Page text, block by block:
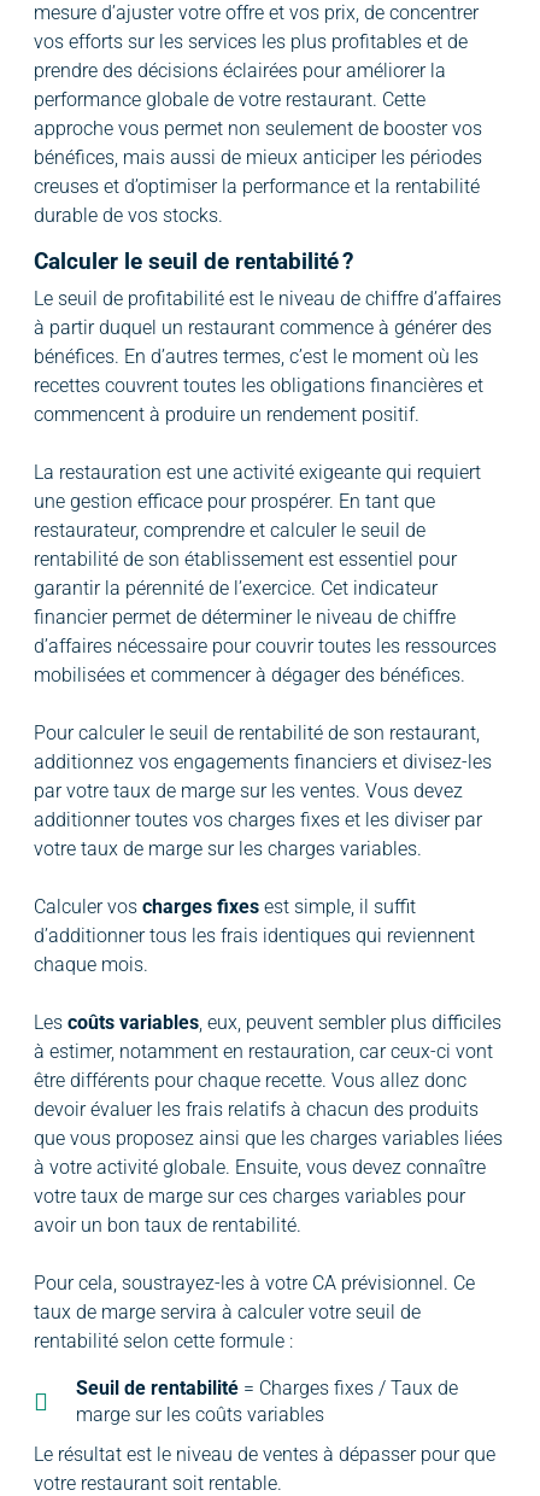
mesure d’ajuster votre offre et vos prix, de concentrer
vos efforts sur les services les plus profitables et de
prendre des décisions éclairées pour améliorer la
performance globale de votre restaurant. Cette
approche vous permet non seulement de booster vos
bénéfices, mais aussi de mieux anticiper les périodes
creuses et d’optimiser la performance et la rentabilité
durable de vos stocks.
Calculer le seuil de rentabilité ?
Le seuil de profitabilité est le niveau de chiffre d’affaires
à partir duquel un restaurant commence à générer des
bénéfices. En d’autres termes, c’est le moment où les
recettes couvrent toutes les obligations financières et
commencent à produire un rendement positif.
La restauration est une activité exigeante qui requiert
une gestion efficace pour prospérer. En tant que
restaurateur, comprendre et calculer le seuil de
rentabilité de son établissement est essentiel pour
garantir la pérennité de l’exercice. Cet indicateur
financier permet de déterminer le niveau de chiffre
d’affaires nécessaire pour couvrir toutes les ressources
mobilisées et commencer à dégager des bénéfices.
Pour calculer le seuil de rentabilité de son restaurant,
additionnez vos engagements financiers et divisez-les
par votre taux de marge sur les ventes. Vous devez
additionner toutes vos charges fixes et les diviser par
votre taux de marge sur les charges variables.
Calculer vos charges fixes est simple, il suffit
d’additionner tous les frais identiques qui reviennent
chaque mois.
Les coûts variables, eux, peuvent sembler plus difficiles
à estimer, notamment en restauration, car ceux-ci vont
être différents pour chaque recette. Vous allez donc
devoir évaluer les frais relatifs à chacun des produits
que vous proposez ainsi que les charges variables liées
à votre activité globale. Ensuite, vous devez connaître
votre taux de marge sur ces charges variables pour
avoir un bon taux de rentabilité.
Pour cela, soustrayez-les à votre CA prévisionnel. Ce
taux de marge servira à calculer votre seuil de
rentabilité selon cette formule :
Seuil de rentabilité = Charges fixes / Taux de
marge sur les coûts variables
Le résultat est le niveau de ventes à dépasser pour que
votre restaurant soit rentable.